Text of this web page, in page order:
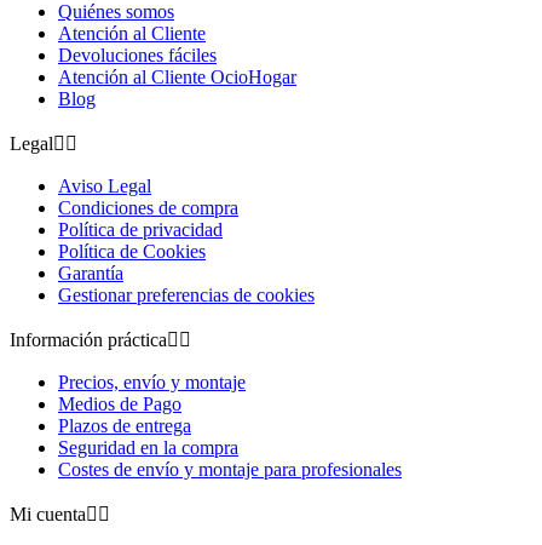
Quiénes somos
Atención al Cliente
Devoluciones fáciles
Atención al Cliente OcioHogar
Blog
Legal 
Aviso Legal
Condiciones de compra
Política de privacidad
Política de Cookies
Garantía
Gestionar preferencias de cookies
Información práctica 
Precios, envío y montaje
Medios de Pago
Plazos de entrega
Seguridad en la compra
Costes de envío y montaje para profesionales
Mi cuenta 